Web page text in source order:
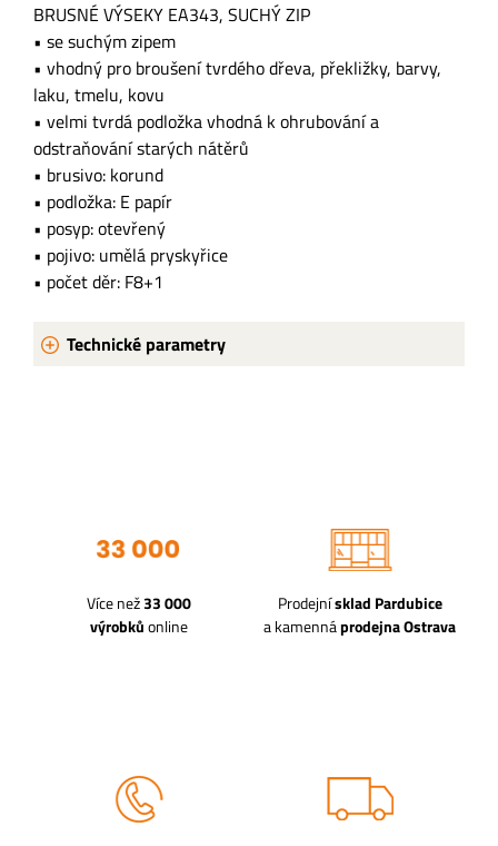
BRUSNÉ VÝSEKY EA343, SUCHÝ ZIP
• se suchým zipem
• vhodný pro broušení tvrdého dřeva, překližky, barvy,
laku, tmelu, kovu
• velmi tvrdá podložka vhodná k ohrubování a
odstraňování starých nátěrů
• brusivo: korund
• podložka: E papír
• posyp: otevřený
• pojivo: umělá pryskyřice
• počet děr: F8+1
Technické parametry
Více než33 000
výrobkůonline
Prodejnísklad Pardubice
a kamennáprodejna Ostrava